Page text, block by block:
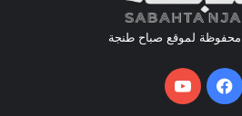
لموقع صباح طنجة
فيسبوكيوتيوب